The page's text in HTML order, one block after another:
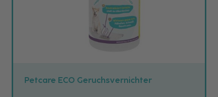
Petcare ECO Geruchsvernichter